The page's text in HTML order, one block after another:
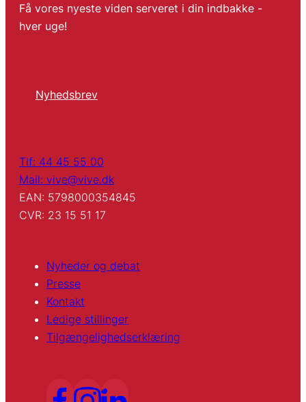
Få vores nyeste viden serveret i din indbakke -
hver uge!
Nyhedsbrev
Tlf: 44 45 55 00
Mail: vive@vive.dk
EAN: 5798000354845
CVR: 23 15 51 17
Nyheder og debat
Presse
Kontakt
Ledige stillinger
Tilgængelighedserklæring